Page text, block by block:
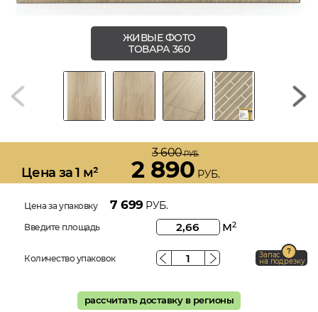
ЖИВЫЕ ФОТО
ТОВАРА 360
Цена за 1 м²
3 600РУБ.
2 890 РУБ.
Цена за упаковку 7 699РУБ.
Введите площадь м2
Количество упаковок Запас
на подрезку
рассчитать доставку в регионы